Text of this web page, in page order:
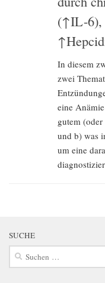
(↑IL-6),
In diesem
zwei
eine
gutem
und b) was
um eine
SUCHE
Suchen
nach: